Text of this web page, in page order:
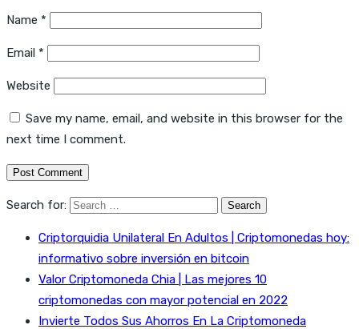
Name *
Email *
Website
Save my name, email, and website in this browser for the
next time I comment.
Search for:
Criptorquidia Unilateral En Adultos | Criptomonedas hoy:
informativo sobre inversión en bitcoin
Valor Criptomoneda Chia | Las mejores 10
criptomonedas con mayor potencial en 2022
Invierte Todos Sus Ahorros En La Criptomoneda